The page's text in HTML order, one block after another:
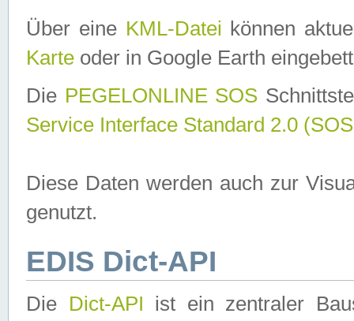
Über eine KML-Datei können
Karte oder in Google Earth
Die PEGELONLINE SOS
Service Interface Standard 2.0
Diese Daten werden auch zur
genutzt.
EDIS Dict-API
Die Dict-API ist ein zentraler